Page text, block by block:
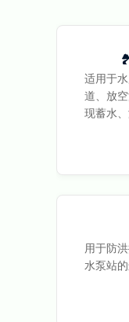
适用于
道、放
现蓄水
用于防
水泵站